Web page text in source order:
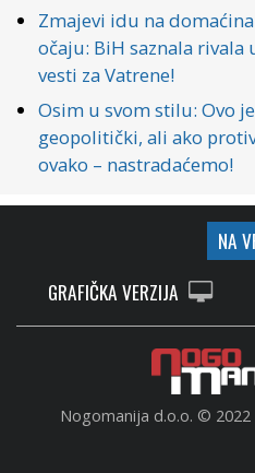
Zmajevi idu na
očaju: BiH saznala rivala
vesti za Vatrene!
Osim u svom stilu: Ovo
geopolitički, ali ako
ovako – nastradaćemo!
NA
GRAFIČKA VERZIJA
Nogomanija d.o.o. © 2022